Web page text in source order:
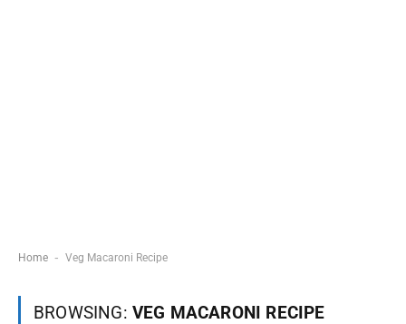
Home - Veg Macaroni Recipe
BROWSING: VEG MACARONI RECIPE